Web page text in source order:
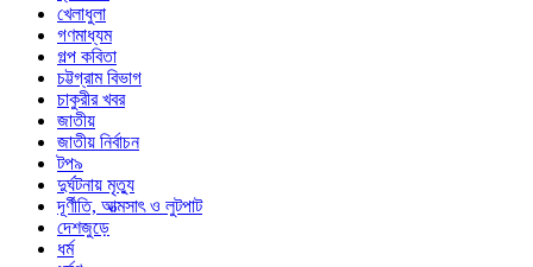
খেলাধুলা
গণমাধ্যম
গল্প ক‌বিতা
চট্টগ্রাম বিভাগ
চাকুরীর খবর
জাতীয়
জাতীয় নির্বাচন
টপ৯
দুর্ঘটনায় মৃত্যু
দূর্ণীতি, আত্মসাৎ ও লুটপাট
দেশজুড়ে
ধর্ম